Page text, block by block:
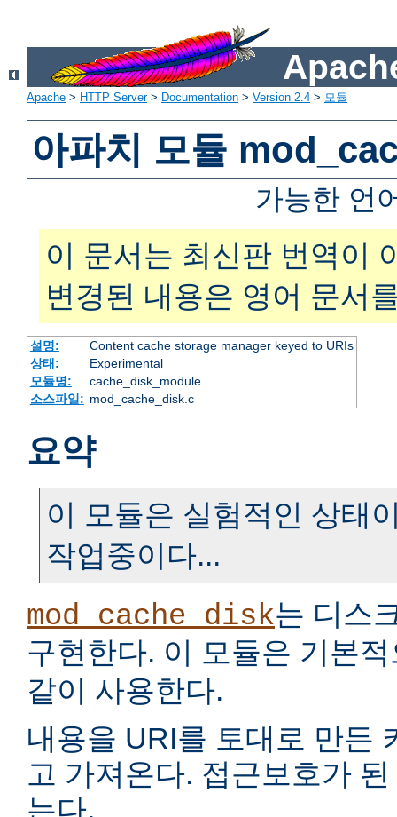
Apache > HTTP Server> Documentation > Version 2.4 > 모듈
아파치 모듈
가능한 언
이 문서는 최신판 번역이
변경된 내용은 영어 문서
설명:
Content cache storage manager keyed to URIs
상태:
Experimental
모듈명:
cache_disk_module
소스파일: mod_cache_disk.c
요약
이 모듈은 실험적인 상태
작업중이다...
mod_cache_disk는 디스
구현한다. 이 모듈은 기본
같이 사용한다.
내용을 URI를 토대로 만든
고 가져온다. 접근보호가
는다.